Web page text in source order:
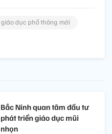
dục phổ thông mới
Bắc Ninh quan tâm đầu tư
phát triển giáo dục mũi
nhọn